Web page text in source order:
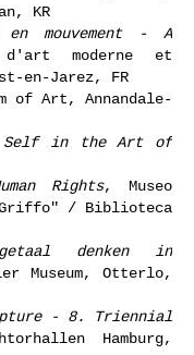
KR
mouvement - A
moderne et
en-Jarez, FR
of Art, Annandale-
Self in the Art of
Rights, Museo
Griffo" / Biblioteca
denken in
Museum, Otterlo,
- 8. Triennial
Hamburg,